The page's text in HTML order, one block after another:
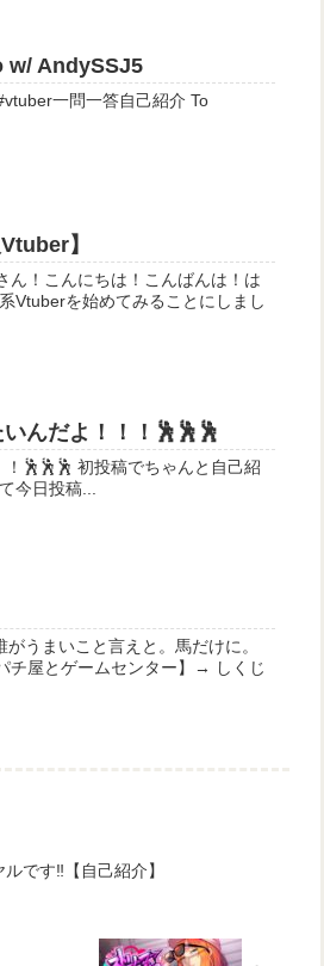
w/ AndySSJ5
】
Vtuberを始めてみることにしまし
んだよ！！！🕺🕺🕺
んと自己紹
今日投稿...
チ屋とゲームセンター】→ しくじ
です‼【自己紹介】